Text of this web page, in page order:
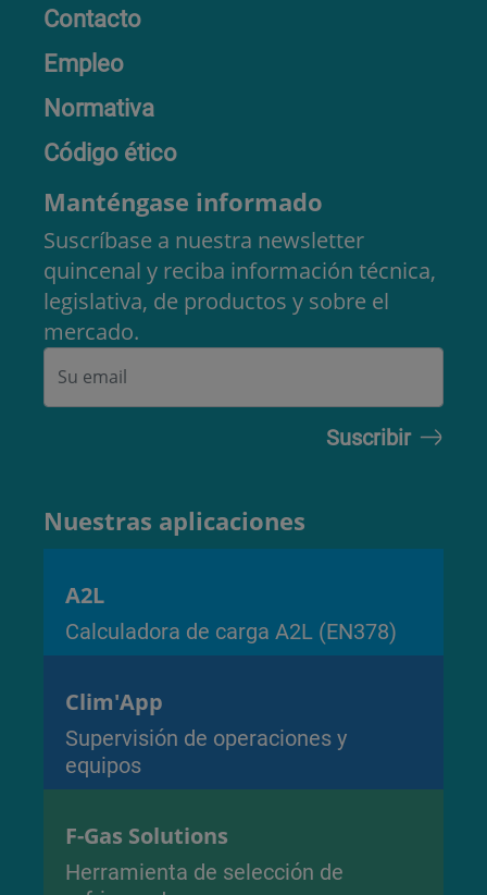
Contacto
Empleo
Normativa
Código ético
Manténgase informado
Suscríbase a nuestra newsletter
quincenal y reciba información técnica,
legislativa, de productos y sobre el
mercado.
Nuestras aplicaciones
A2L
Calculadora de carga A2L (EN378)
Clim'App
Supervisión de operaciones y
equipos
F-Gas Solutions
Herramienta de selección de